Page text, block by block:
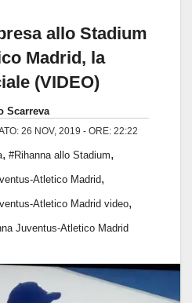
allo Stadium
Madrid, la
(VIDEO)
Scarreva
26 NOV, 2019 - ORE: 22:22
, #Rihanna allo Stadium,
Atletico Madrid,
Atletico Madrid video,
Juventus-Atletico Madrid